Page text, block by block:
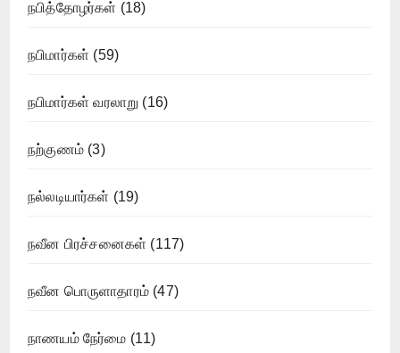
நபித்தோழர்கள் (18)
நபிமார்கள் (59)
நபிமார்கள் வரலாறு (16)
நற்குணம் (3)
நல்லடியார்கள் (19)
நவீன பிரச்சனைகள் (117)
நவீன பொருளாதாரம் (47)
நாணயம் நேர்மை (11)